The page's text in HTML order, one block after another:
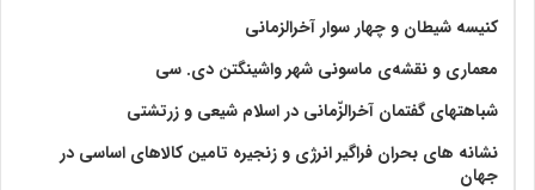
کنیسه شیطان و چهار سوار آخرالزمانی
معماری و نقشه‌ی ماسونی شهر واشينگتن دی. سی
شباهتهای گفتمان آخر‌الزّمانی در اسلام شیعی و زرتشتی
نشانه های بحران فراگیر انرژی و زنجیره تامین کالاهای اساسی در
جهان